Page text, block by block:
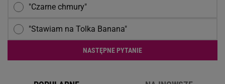
"Czarne chmury"
"Stawiam na Tolka Banana"
NASTĘPNE PYTANIE